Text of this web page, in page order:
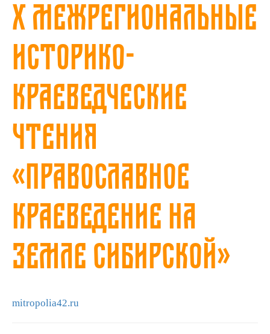
X Межрегиональные
историко-
краеведческие
чтения
«Православное
краеведение на
земле Сибирской»
mitropolia42.ru